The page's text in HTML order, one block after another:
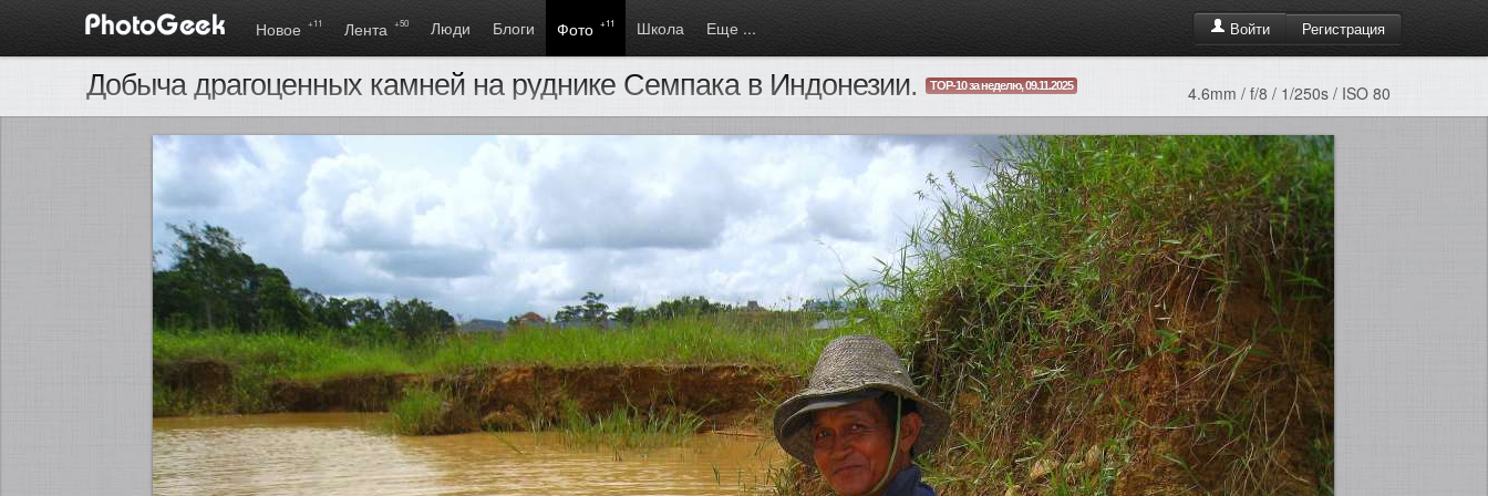
Войти Регистрация
Новое +11 Лента +50 Люди Блоги Фото +11 Школа Еще ...
Добыча драгоценных камней на руднике Семпака в Индонезии. TOP-10 за неделю, 09.11.2025 4.6mm / f/8 / 1/250s / ISO 80